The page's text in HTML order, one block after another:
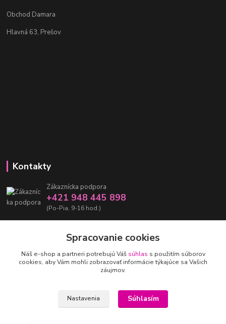
Obchod Damara
Hlavná 63, Prešov
Kontakty
Zákaznícka podpora
+421 948 445 898
(Po-Pia, 9-16 hod.)
Upravit sběr cookies.
Spracovanie cookies
Náš e-shop a partneri potrebujú Váš súhlas s použitím súborov
cookies, aby Vám mohli zobrazovať informácie týkajúce sa Vašich
záujmov.
Nastavenia Súhlasím